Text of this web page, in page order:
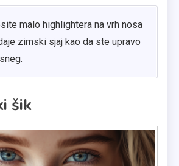
malo highlightera na vrh nosa
zimski sjaj kao da ste upravo
šik